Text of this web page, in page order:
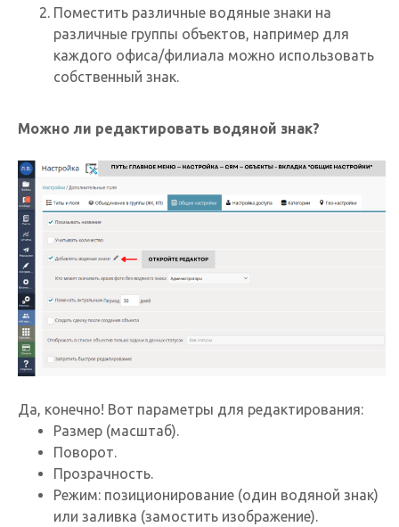
Поместить различные водяные знаки на
различные группы объектов, например для
каждого офиса/филиала можно использовать
собственный знак.
Можно ли редактировать водяной знак?
Да, конечно! Вот параметры для редактирования:
Размер (масштаб).
Поворот.
Прозрачность.
Режим: позиционирование (один водяной знак)
или заливка (замостить изображение).